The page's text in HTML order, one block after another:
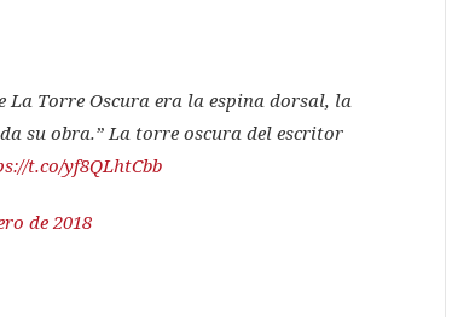
La Torre Oscura era la espina dorsal, la
su obra.” La torre oscura del escritor
t.co/yf8QLhtCbb
de 2018